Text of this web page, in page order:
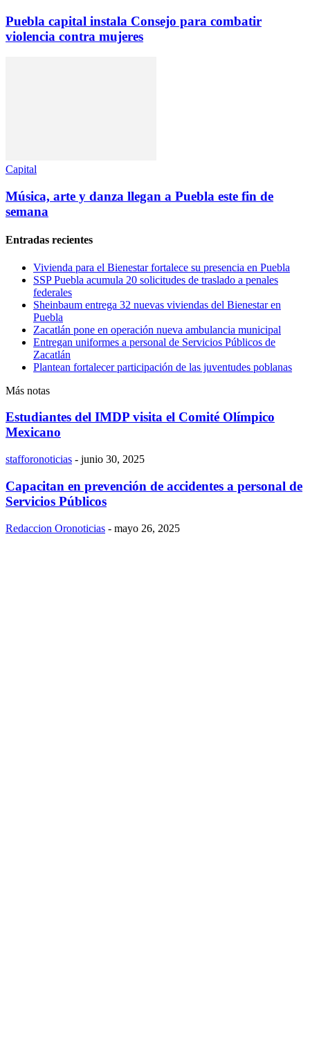
Puebla capital instala Consejo para combatir
violencia contra mujeres
Capital
Música, arte y danza llegan a Puebla este fin de
semana
Entradas recientes
Vivienda para el Bienestar fortalece su presencia en Puebla
SSP Puebla acumula 20 solicitudes de traslado a penales
federales
Sheinbaum entrega 32 nuevas viviendas del Bienestar en
Puebla
Zacatlán pone en operación nueva ambulancia municipal
Entregan uniformes a personal de Servicios Públicos de
Zacatlán
Plantean fortalecer participación de las juventudes poblanas
Más notas
Estudiantes del IMDP visita el Comité Olímpico
Mexicano
stafforonoticias - junio 30, 2025
Capacitan en prevención de accidentes a personal de
Servicios Públicos
Redaccion Oronoticias - mayo 26, 2025